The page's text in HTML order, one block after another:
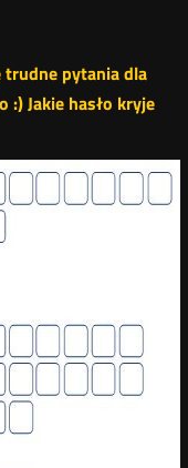
trudne pytania dla
Jakie hasło kryje